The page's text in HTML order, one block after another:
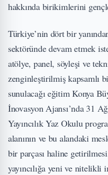
hakkında birikimlerini
Türkiye’nin dört bir
sektöründe devam etmek
atölye, panel, söyleşi ve
zenginleştirilmiş kapsamlı
sunulacağı eğitim Konya
İnovasyon Ajansı’nda 31
Yayıncılık Yaz Okulu
alanının ve bu alandaki
bir parçası haline
yayıncılığa yeni ve nitelikli